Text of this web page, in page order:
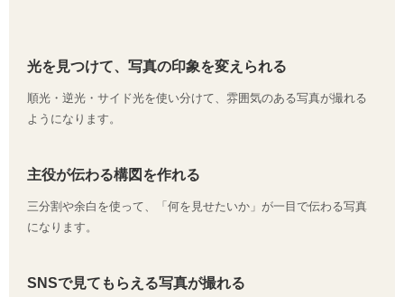
光を見つけて、写真の印象を変えられる
順光・逆光・サイド光を使い分けて、雰囲気のある写真が撮れる
ようになります。
主役が伝わる構図を作れる
三分割や余白を使って、「何を見せたいか」が一目で伝わる写真
になります。
SNSで見てもらえる写真が撮れる